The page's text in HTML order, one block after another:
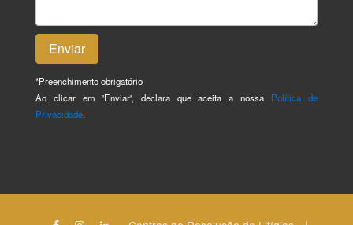
*Preenchimento obrigatório
Ao clicar em 'Enviar', declara que aceita a nossa Política de
Privacidade.